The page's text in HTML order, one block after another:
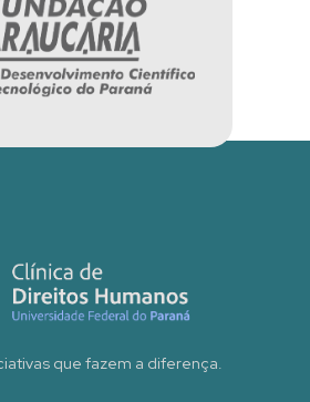
que fazem a diferença.